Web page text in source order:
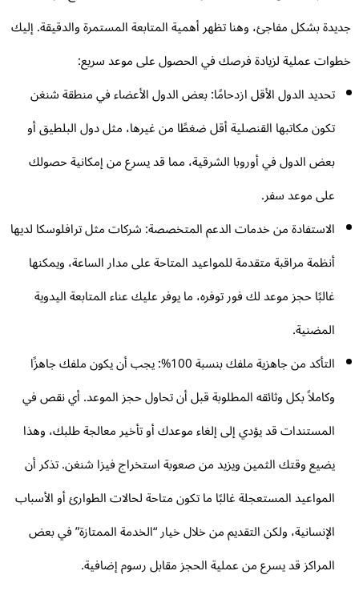
بشكل مفاجئ، وهنا تظهر أهمية المتابعة المستمرة والدقيقة. إليك
عملية لزيادة فرصك في الحصول على موعد سريع:
تحديد الدول الأقل ازدحامًا: بعض الدول الأعضاء في منطقة شنغن
تكون مكاتبها القنصلية أقل ضغطًا من غيرها، مثل دول البلطيق أو
بعض الدول في أوروبا الشرقية، مما قد يسرع من إمكانية حصولك
على موعد سفر.
الاستفادة من خدمات الدعم المتخصصة: شركات مثل ترافلوسكا لديها
أنظمة مراقبة متقدمة للمواعيد المتاحة على مدار الساعة، ويمكنها
غالبًا حجز موعد لك فور توفره، ما يوفر عليك عناء المتابعة اليدوية
المضنية.
التأكد من جاهزية ملفك بنسبة 100%: يجب أن يكون ملفك جاهزًا
وكاملاً بكل وثائقه المطلوبة قبل أن تحاول حجز الموعد. أي نقص في
المستندات قد يؤدي إلى إلغاء موعدك أو تأخير معالجة طلبك، وهذا
يضيع وقتك الثمين ويزيد من صعوبة استخراج فيزا شنغن. تذكر أن
المواعيد المستعجلة غالبًا ما تكون متاحة لحالات الطوارئ أو الأسباب
الإنسانية، ولكن التقديم من خلال خيار “الخدمة الممتازة” في بعض
المراكز قد يسرع من عملية الحجز مقابل رسوم إضافية.